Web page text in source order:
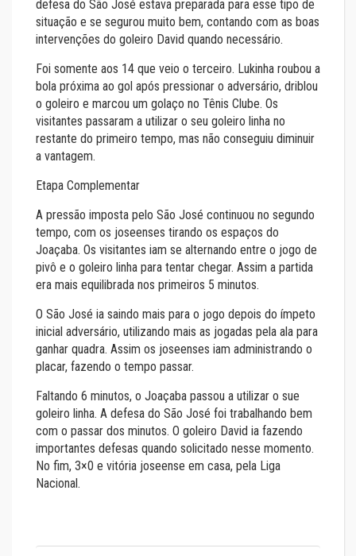
defesa do São José estava preparada para esse tipo de
situação e se segurou muito bem, contando com as boas
intervenções do goleiro David quando necessário.
Foi somente aos 14 que veio o terceiro. Lukinha roubou a
bola próxima ao gol após pressionar o adversário, driblou
o goleiro e marcou um golaço no Tênis Clube. Os
visitantes passaram a utilizar o seu goleiro linha no
restante do primeiro tempo, mas não conseguiu diminuir
a vantagem.
Etapa Complementar
A pressão imposta pelo São José continuou no segundo
tempo, com os joseenses tirando os espaços do
Joaçaba. Os visitantes iam se alternando entre o jogo de
pivô e o goleiro linha para tentar chegar. Assim a partida
era mais equilibrada nos primeiros 5 minutos.
O São José ia saindo mais para o jogo depois do ímpeto
inicial adversário, utilizando mais as jogadas pela ala para
ganhar quadra. Assim os joseenses iam administrando o
placar, fazendo o tempo passar.
Faltando 6 minutos, o Joaçaba passou a utilizar o sue
goleiro linha. A defesa do São José foi trabalhando bem
com o passar dos minutos. O goleiro David ia fazendo
importantes defesas quando solicitado nesse momento.
No fim, 3×0 e vitória joseense em casa, pela Liga
Nacional.